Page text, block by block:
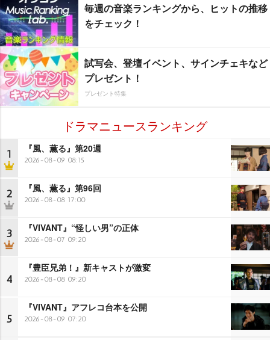
毎週の音楽ランキングから、ヒットの推移
をチェック！
試写会、登壇イベント、サインチェキなど
プレゼント！
プレゼント特集
ドラマニュースランキング
1 『風、薫る』第20週
2026-08-09 08:15
2 『風、薫る』第96回
2026-08-08 17:00
3 『VIVANT』“怪しい男”の正体
2026-08-07 09:20
4
『豊臣兄弟！』新キャストが激変
2026-08-08 09:20
5
『VIVANT』アフレコ台本を公開
2026-08-09 07:20